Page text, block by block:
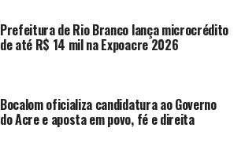
Prefeitura de Rio Branco lança microcrédito
de até R$ 14 mil na Expoacre 2026
Bocalom oficializa candidatura ao Governo
do Acre e aposta em povo, fé e direita